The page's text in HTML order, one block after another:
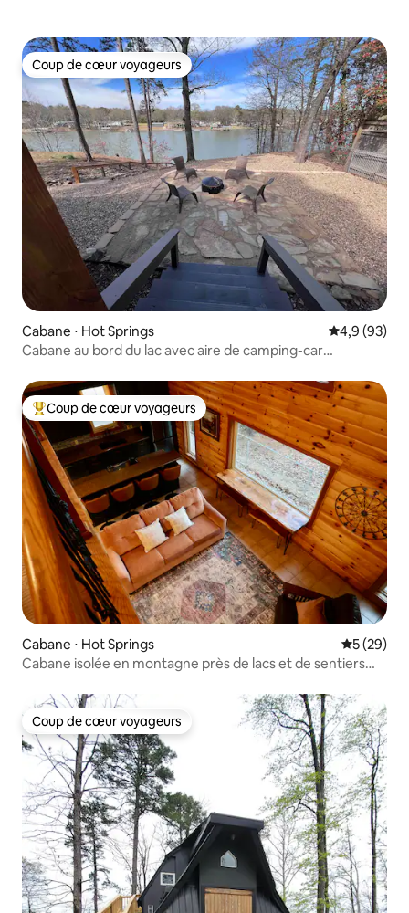
Coup de cœur voyageurs
Coup de cœur voyageurs
Cabane ⋅ Hot Springs Évaluation
4,9 (93)
Cabane au bord du lac avec aire de camping-car
Coups de cœur voyageurs les plus appréciés
Coup de cœur voyageurs
Cabane ⋅ Hot Springs
5 (29)
Cabane isolée en montagne près de lacs et de sentiers
Coup de cœur voyageurs
Coup de cœur voyageurs